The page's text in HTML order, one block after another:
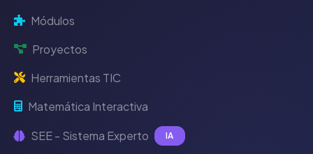
Módulos
Proyectos
Herramientas TIC
Matemática Interactiva
SEE - Sistema Experto IA